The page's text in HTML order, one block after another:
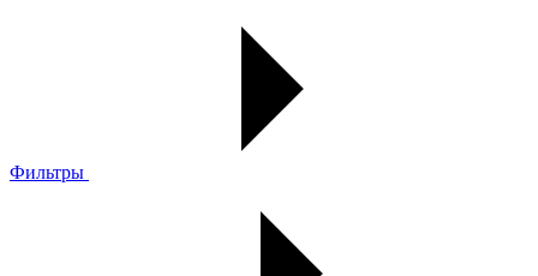
Фильтры